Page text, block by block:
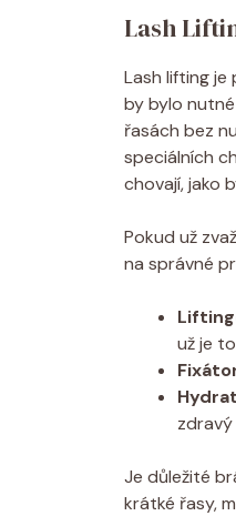
Lash
Lash lifting
by bylo
řasách bez
speciálních
chovají, jako
Pokud už
na správné
už je
zdravý
Je důležité
krátké řasy,